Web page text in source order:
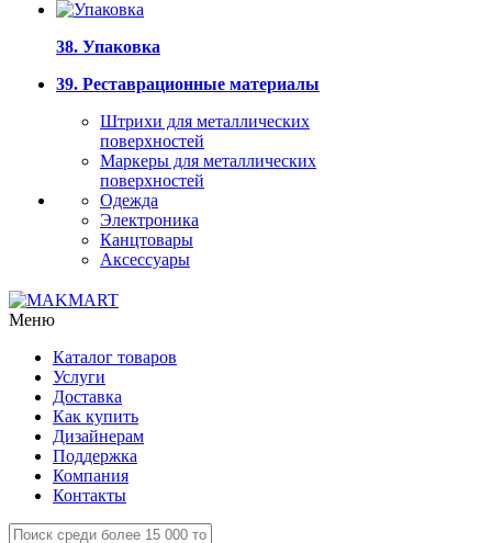
38. Упаковка
39. Реставрационные материалы
Штрихи для металлических
поверхностей
Маркеры для металлических
поверхностей
Одежда
Электроника
Канцтовары
Аксессуары
Меню
Каталог товаров
Услуги
Доставка
Как купить
Дизайнерам
Поддержка
Компания
Контакты